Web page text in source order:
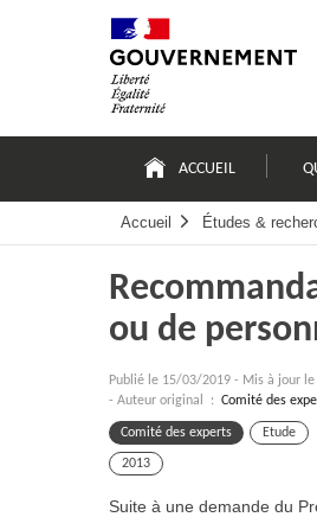
principale
ACCUEIL
Accueil Études &
ou de
Publié le 15/03/2019 - Mis à jour
- Auteur original : Comité des
Comité des experts Etude
2013
Suite à une demande du